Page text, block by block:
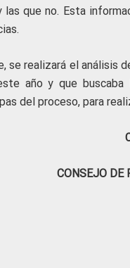
las que no. Esta
se realizará el análisis
año y que buscaba
del proceso, para
CONSEJO DE